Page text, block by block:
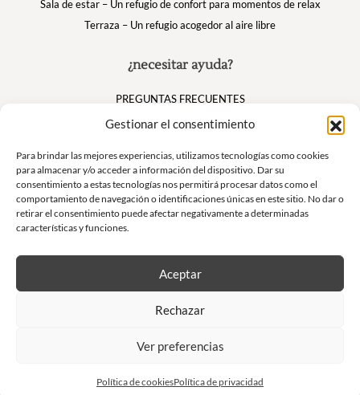
Gestionar el consentimiento
Para brindar las mejores experiencias, utilizamos tecnologías como cookies
para almacenar y/o acceder a información del dispositivo. Dar su
consentimiento a estas tecnologías nos permitirá procesar datos como el
comportamiento de navegación o identificaciones únicas en este sitio. No dar o
retirar el consentimiento puede afectar negativamente a determinadas
características y funciones.
Aceptar
Rechazar
Ver preferencias
Política de cookiesPolítica de privacidad
¿necesitar ayuda?
PREGUNTAS FRECUENTES
Mi cuenta
Suivez nous
Sala de estar – Un refugio de confort para momentos de relax
Terraza – Un refugio acogedor al aire libre
Boletín
No se pierda nuestras ofertas exclusivas y nuestras ventas privadas
S'inscrire à la newsletter